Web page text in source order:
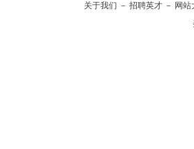
关于我们 － 招聘英才 － 网站